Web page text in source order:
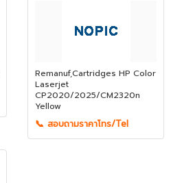
Remanuf,Cartridges HP Color
Laserjet
CP2020/2025/CM2320n
Yellow
📞 สอบถามราคาโทร/Tel